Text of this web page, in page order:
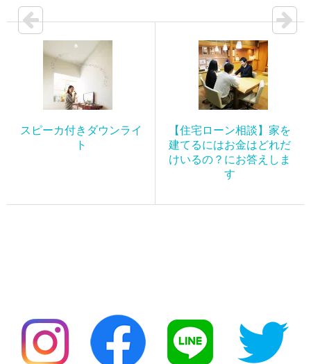
スピーカ付きダウンライ
ト
【住宅ローン相談】家を
建てるにはお金はどれだ
けいるの？にお答えしま
す